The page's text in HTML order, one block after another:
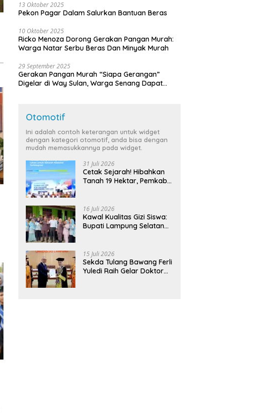
13 Oktober 2025
Pekon Pagar Dalam Salurkan Bantuan Beras
10 Oktober 2025
Ricko Menoza Dorong Gerakan Pangan Murah:
Warga Natar Serbu Beras Dan Minyak Murah
29 September 2025
Gerakan Pangan Murah “Siapa Gerangan”
Digelar di Way Sulan, Warga Senang Dapat
Otomotif
Ini adalah contoh keterangan untuk widget
dengan kategori otomotif, anda bisa dengan
mudah memasukkannya pada widget.
31 Juli 2026
Cetak Sejarah! Hibahkan
Tanah 19 Hektar, Pemkab
Terintegrasi Pertama di
Lampung
16 Juli 2026
Kawal Kualitas Gizi Siswa:
Bupati Lampung Selatan
Bergizi Gratis di Natar
15 Juli 2026
Sekda Tulang Bawang Ferli
Yuledi Raih Gelar Doktor